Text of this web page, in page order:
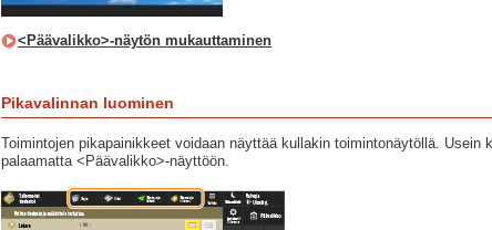
<Päävalikko>-näytön mukauttaminen
Pikavalinnan luominen
Toimintojen pikapainikkeet voidaan näyttää kullakin toimintonäytöllä.
palaamatta <Päävalikko>-näyttöön.